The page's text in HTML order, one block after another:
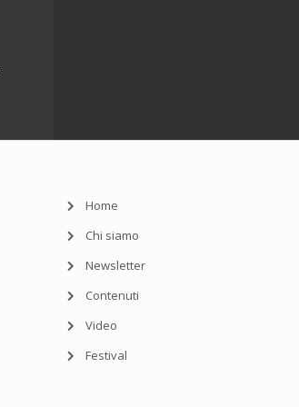
Home
Chi siamo
Newsletter
Contenuti
Video
Festival